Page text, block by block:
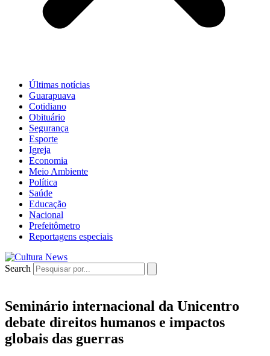
Últimas notícias
Guarapuava
Cotidiano
Obituário
Segurança
Esporte
Igreja
Economia
Meio Ambiente
Política
Saúde
Educação
Nacional
Prefeitômetro
Reportagens especiais
Search
Seminário internacional da Unicentro
debate direitos humanos e impactos
globais das guerras